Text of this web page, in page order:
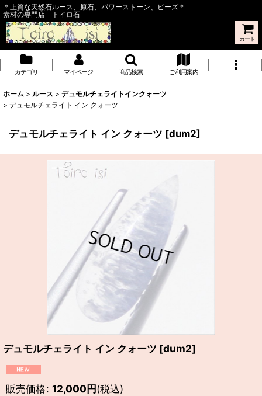
＊上質な天然石ルース、原石、パワーストーン、ビーズ＊
素材の専門店 トイロ石
カート
カテゴリ マイページ 商品検索 ご利用案内
ホーム > ルース > デュモルチェライトインクォーツ
> デュモルチェライト イン クォーツ
デュモルチェライト イン クォーツ [dum2]
デュモルチェライト イン クォーツ [dum2]
販売価格: 12,000円(税込)